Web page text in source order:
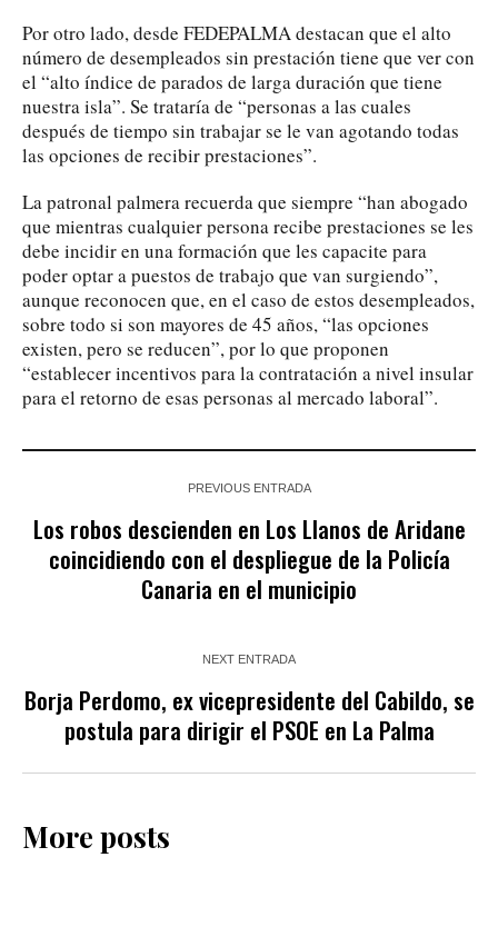
Por otro lado, desde FEDEPALMA destacan que el alto
número de desempleados sin prestación tiene que ver con
el “alto índice de parados de larga duración que tiene
nuestra isla”. Se trataría de “personas a las cuales
después de tiempo sin trabajar se le van agotando todas
las opciones de recibir prestaciones”.
La patronal palmera recuerda que siempre “han abogado
que mientras cualquier persona recibe prestaciones se les
debe incidir en una formación que les capacite para
poder optar a puestos de trabajo que van surgiendo”,
aunque reconocen que, en el caso de estos desempleados,
sobre todo si son mayores de 45 años, “las opciones
existen, pero se reducen”, por lo que proponen
“establecer incentivos para la contratación a nivel insular
para el retorno de esas personas al mercado laboral”.
PREVIOUS ENTRADA
Los robos descienden en Los Llanos de Aridane
coincidiendo con el despliegue de la Policía
Canaria en el municipio
NEXT ENTRADA
Borja Perdomo, ex vicepresidente del Cabildo, se
postula para dirigir el PSOE en La Palma
More posts